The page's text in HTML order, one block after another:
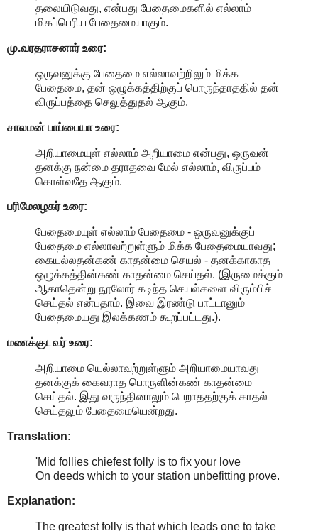
தலையிடுவது, என்பது பேதைமைகளில் எல்லாம்
மிகப்பெரிய பேதைமையாகும்.
மு.வரதராசனார்உரை:
ஒருவனுக்கு பேதைமை எல்லாவற்றிலும் மிக்க
பேதைமை, தன் ஒழுக்கத்திற்குப் பொருந்தாததில் தன்
விருப்பத்தை செலுத்துதல் ஆகும்.
சாலமன் பாப்பையா உரை:
அறியாமையுள் எல்லாம் அறியாமை என்பது, ஒருவன்
தனக்கு நன்மை தராதவை மேல் எல்லாம், விருப்பம்
கொள்வதே ஆகும்.
பரிமேலழகர் உரை:
பேதைமையுள் எல்லாம் பேதைமை - ஒருவனுக்குப்
பேதைமை எல்லாவற்றுள்ளும் மிக்க பேதைமையாவது;
கையல்லதன்கண் காதன்மை செயல் - தனக்காகாத
ஒழுக்கத்தின்கண் காதன்மை செய்தல். (இருமைக்கும்
ஆகாதென்று நூலோர் கடிந்த செயல்களை விரும்பிச்
செய்தல் என்பதாம். இவை இரண்டு பாட்டானும்
பேதைமையது இலக்கணம் கூறப்பட்டது.).
மணக்குடவர் உரை:
அறியாமை யெல்லாவற்றுள்ளும் அறியாமையாவது
தனக்குக் கைவராத பொருளின்கண் காதன்மை
செய்தல். இது வருந்தினாலும் பெறாததற்குக் காதல்
செய்தலும் பேதைமையென்றது.
Translation:
'Mid follies chiefest folly is to fix your love
On deeds which to your station unbefitting prove.
Explanation:
The greatest folly is that which leads one to take